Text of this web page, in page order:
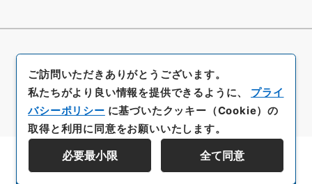
資料群階層を表示する
ご訪問いただきありがとうございます。
私たちがより良い情報を提供できるように、 プライ
バシーポリシー に基づいたクッキー（Cookie）の
取得と利用に同意をお願いいたします。
必要最小限 全て同意